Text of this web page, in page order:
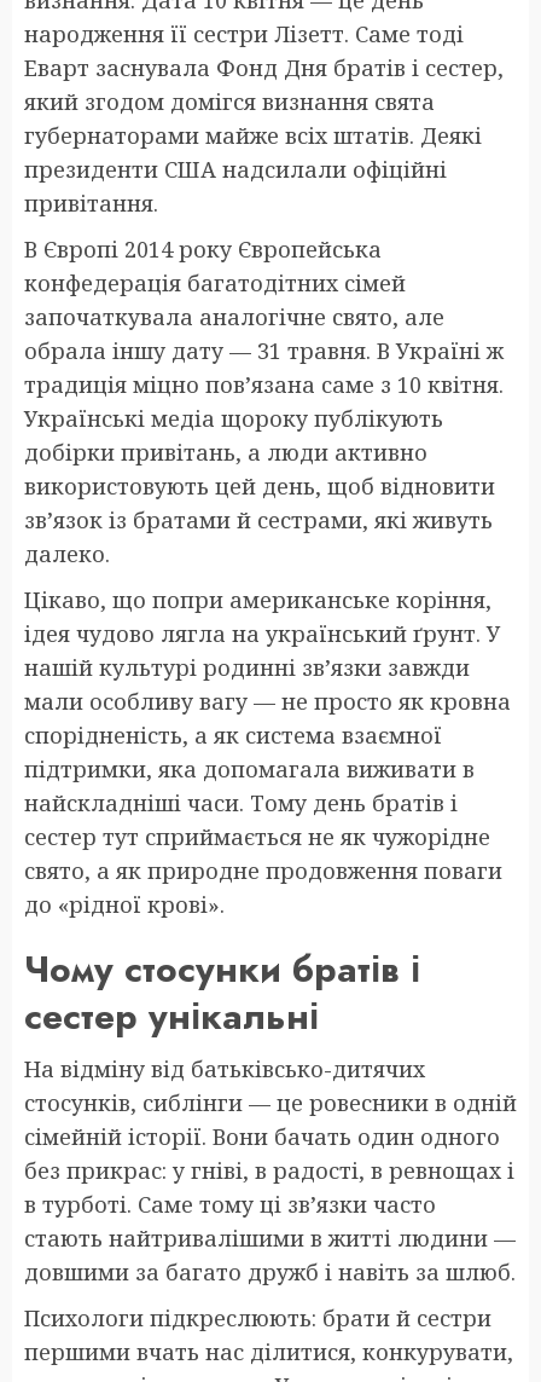
народження її сестри Лізетт. Саме тоді
Еварт заснувала Фонд Дня братів і сестер,
який згодом домігся визнання свята
губернаторами майже всіх штатів. Деякі
президенти США надсилали офіційні
привітання.
В Європі 2014 року Європейська
конфедерація багатодітних сімей
започаткувала аналогічне свято, але
обрала іншу дату — 31 травня. В Україні ж
традиція міцно пов’язана саме з 10 квітня.
Українські медіа щороку публікують
добірки привітань, а люди активно
використовують цей день, щоб відновити
зв’язок із братами й сестрами, які живуть
далеко.
Цікаво, що попри американське коріння,
ідея чудово лягла на український ґрунт. У
нашій культурі родинні зв’язки завжди
мали особливу вагу — не просто як кровна
спорідненість, а як система взаємної
підтримки, яка допомагала виживати в
найскладніші часи. Тому день братів і
сестер тут сприймається не як чужорідне
свято, а як природне продовження поваги
до «рідної крові».
Чому стосунки братів і
сестер унікальні
На відміну від батьківсько-дитячих
стосунків, сиблінги — це ровесники в одній
сімейній історії. Вони бачать один одного
без прикрас: у гніві, в радості, в ревнощах і
в турботі. Саме тому ці зв’язки часто
стають найтривалішими в житті людини —
довшими за багато дружб і навіть за шлюб.
Психологи підкреслюють: брати й сестри
першими вчать нас ділитися, конкурувати,